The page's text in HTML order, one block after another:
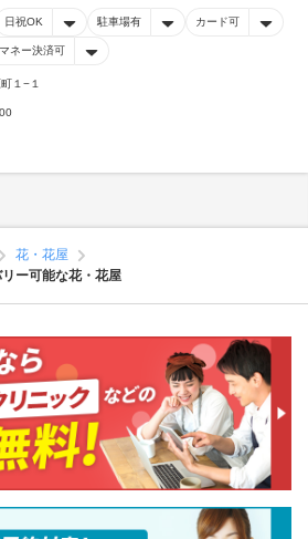
日祝OK 駐車場有 カード可
ネー決済可
１−１
花・花屋
ー可能な花・花屋